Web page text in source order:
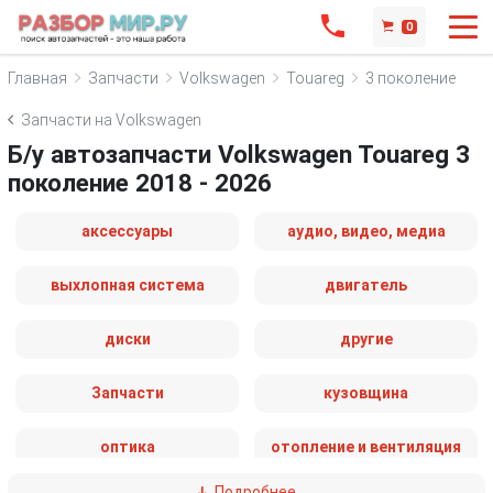
0
Главная Запчасти Volkswagen Touareg 3 поколение
Запчасти на Volkswagen
Б/у автозапчасти Volkswagen Touareg 3
поколение 2018 - 2026
аксессуары аудио, видео, медиа
выхлопная система двигатель
диски другие
Запчасти кузовщина
оптика отопление и вентиляция